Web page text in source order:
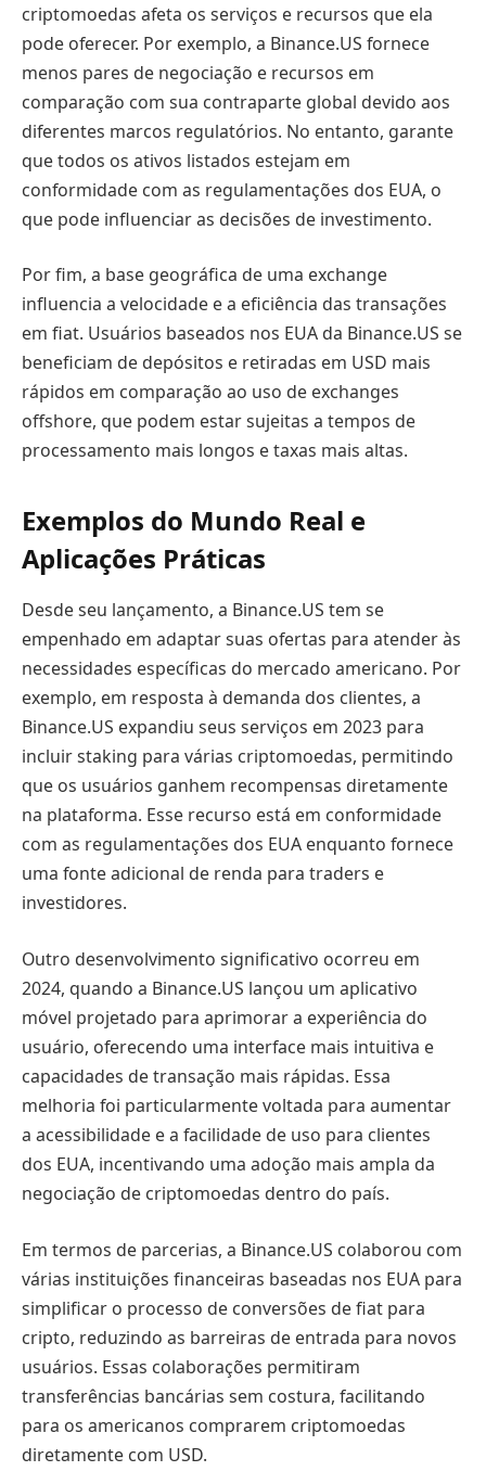
criptomoedas afeta os serviços e recursos que ela
pode oferecer. Por exemplo, a Binance.US fornece
menos pares de negociação e recursos em
comparação com sua contraparte global devido aos
diferentes marcos regulatórios. No entanto, garante
que todos os ativos listados estejam em
conformidade com as regulamentações dos EUA, o
que pode influenciar as decisões de investimento.
Por fim, a base geográfica de uma exchange
influencia a velocidade e a eficiência das transações
em fiat. Usuários baseados nos EUA da Binance.US se
beneficiam de depósitos e retiradas em USD mais
rápidos em comparação ao uso de exchanges
offshore, que podem estar sujeitas a tempos de
processamento mais longos e taxas mais altas.
Exemplos do Mundo Real e
Aplicações Práticas
Desde seu lançamento, a Binance.US tem se
empenhado em adaptar suas ofertas para atender às
necessidades específicas do mercado americano. Por
exemplo, em resposta à demanda dos clientes, a
Binance.US expandiu seus serviços em 2023 para
incluir staking para várias criptomoedas, permitindo
que os usuários ganhem recompensas diretamente
na plataforma. Esse recurso está em conformidade
com as regulamentações dos EUA enquanto fornece
uma fonte adicional de renda para traders e
investidores.
Outro desenvolvimento significativo ocorreu em
2024, quando a Binance.US lançou um aplicativo
móvel projetado para aprimorar a experiência do
usuário, oferecendo uma interface mais intuitiva e
capacidades de transação mais rápidas. Essa
melhoria foi particularmente voltada para aumentar
a acessibilidade e a facilidade de uso para clientes
dos EUA, incentivando uma adoção mais ampla da
negociação de criptomoedas dentro do país.
Em termos de parcerias, a Binance.US colaborou com
várias instituições financeiras baseadas nos EUA para
simplificar o processo de conversões de fiat para
cripto, reduzindo as barreiras de entrada para novos
usuários. Essas colaborações permitiram
transferências bancárias sem costura, facilitando
para os americanos comprarem criptomoedas
diretamente com USD.